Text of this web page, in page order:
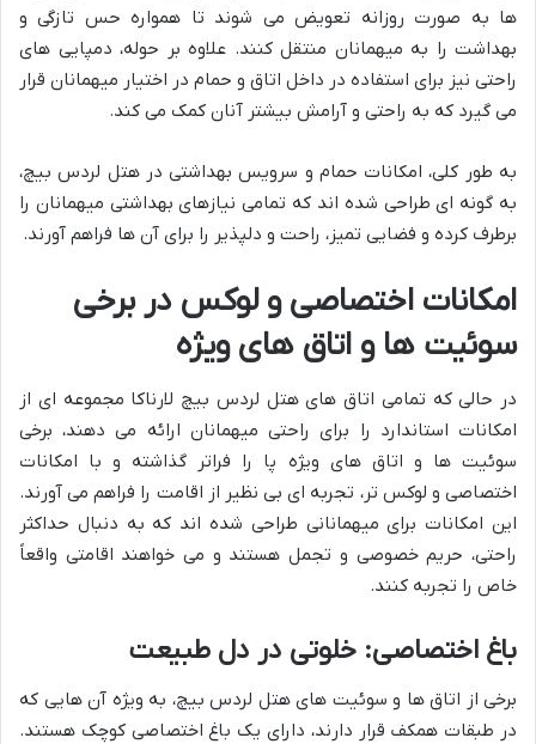
ها به صورت روزانه تعویض می شوند تا همواره حس تازگی و
بهداشت را به میهمانان منتقل کنند. علاوه بر حوله، دمپایی های
راحتی نیز برای استفاده در داخل اتاق و حمام در اختیار میهمانان قرار
می گیرد که به راحتی و آرامش بیشتر آنان کمک می کند.
به طور کلی، امکانات حمام و سرویس بهداشتی در هتل لردس بیچ،
به گونه ای طراحی شده اند که تمامی نیازهای بهداشتی میهمانان را
برطرف کرده و فضایی تمیز، راحت و دلپذیر را برای آن ها فراهم آورند.
امکانات اختصاصی و لوکس در برخی
سوئیت ها و اتاق های ویژه
در حالی که تمامی اتاق های هتل لردس بیچ لارناکا مجموعه ای از
امکانات استاندارد را برای راحتی میهمانان ارائه می دهند، برخی
سوئیت ها و اتاق های ویژه پا را فراتر گذاشته و با امکانات
اختصاصی و لوکس تر، تجربه ای بی نظیر از اقامت را فراهم می آورند.
این امکانات برای میهمانانی طراحی شده اند که به دنبال حداکثر
راحتی، حریم خصوصی و تجمل هستند و می خواهند اقامتی واقعاً
خاص را تجربه کنند.
باغ اختصاصی: خلوتی در دل طبیعت
برخی از اتاق ها و سوئیت های هتل لردس بیچ، به ویژه آن هایی که
در طبقات همکف قرار دارند، دارای یک باغ اختصاصی کوچک هستند.